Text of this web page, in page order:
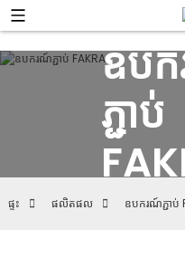
ឧប
ភ្ជាប់
ផ្ទះ ផលិតផល ឧបករណ៍ភ្ជាប់